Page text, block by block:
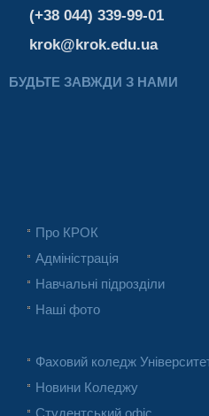
(+38 044) 339-99-01
krok@krok.edu.ua
БУДЬТЕ ЗАВЖДИ З НАМИ
Про КРОК
Адміністрація
Навчальні підрозділи
Наші фото
Фаховий коледж
Новини Коледжу
Студентський офіс